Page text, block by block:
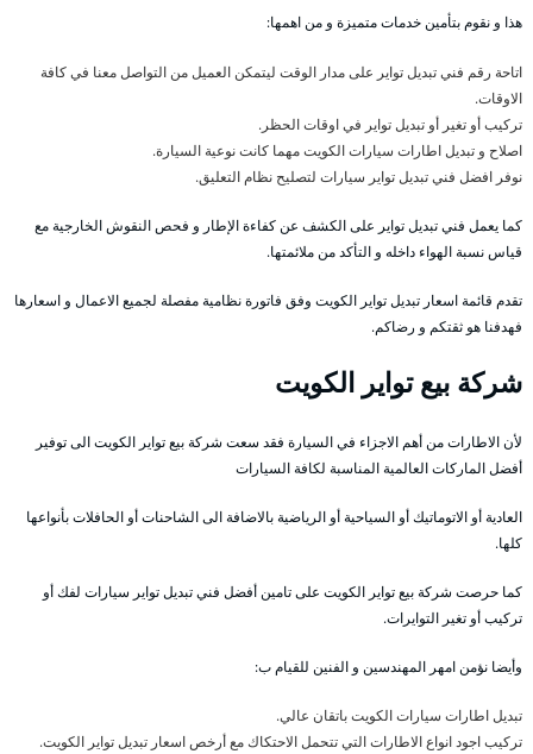
هذا و نقوم بتأمين خدمات متميزة و من اهمها:
اتاحة رقم فني تبديل تواير على مدار الوقت ليتمكن العميل من التواصل معنا في كافة
الاوقات.
تركيب أو تغير أو تبديل تواير في اوقات الحظر.
اصلاح و تبديل اطارات سيارات الكويت مهما كانت نوعية السيارة.
نوفر افضل فني تبديل تواير سيارات لتصليح نظام التعليق.
كما يعمل فني تبديل تواير على الكشف عن كفاءة الإطار و فحص النقوش الخارجية مع
قياس نسبة الهواء داخله و التأكد من ملائمتها.
تقدم قائمة اسعار تبديل تواير الكويت وفق فاتورة نظامية مفصلة لجميع الاعمال و اسعارها
فهدفنا هو ثقتكم و رضاكم.
شركة بيع تواير الكويت
لأن الاطارات من أهم الاجزاء في السيارة فقد سعت شركة بيع تواير الكويت الى توفير
أفضل الماركات العالمية المناسبة لكافة السيارات
العادية أو الاتوماتيك أو السياحية أو الرياضية بالاضافة الى الشاحنات أو الحافلات بأنواعها
كلها.
كما حرصت شركة بيع تواير الكويت على تامين أفضل فني تبديل تواير سيارات لفك أو
تركيب أو تغير التوايرات.
وأيضا نؤمن امهر المهندسين و الفنين للقيام ب:
تبديل اطارات سيارات الكويت باتقان عالي.
تركيب اجود انواع الاطارات التي تتحمل الاحتكاك مع أرخص اسعار تبديل تواير الكويت.